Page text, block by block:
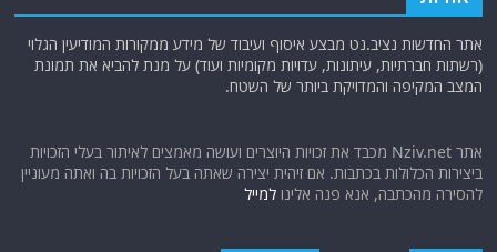
אתר החדשות נציב.נט מבצע איסוף ועיבוד של מידע ממקורות המודיעין הגלוי
(רשתות חברתיות, עיתונות, עדויות מקומיות ועוד) על מנת להביא את תמונת
המצב המקיפה והמדויקת ביותר של השטח.
אתר Nziv.net מכבד את זכויות היוצרים ועושה מאמצים לאיתור בעלי הזכויות
ביצירות הכלולות בכתבות. אם זיהית יצירה שאתה בעל הזכויות בה ואתה מעוניין
להסירה מהכתבה, אנא פנה אלינולמייל